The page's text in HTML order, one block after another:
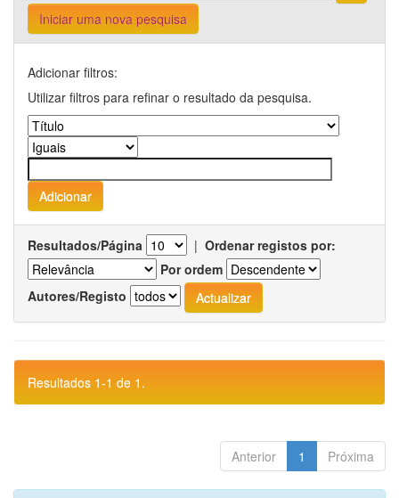
Iniciar uma nova pesquisa
Adicionar filtros:
Utilizar filtros para refinar o resultado da pesquisa.
Resultados/Página | Ordenar registos por:
Por ordem
Autores/Registo
Resultados 1-1 de 1.
Anterior 1 Próxima